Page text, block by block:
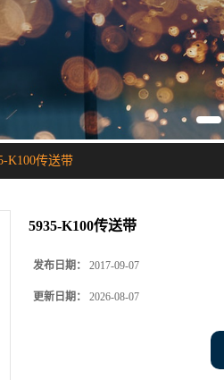
K100传送带
5935-K100传送带
发布日期： 2017-09-07
更新日期： 2026-08-07